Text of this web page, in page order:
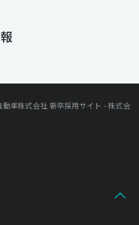
。 お客様の課題を解決まで一
りだす」ことを大切にしてい
人が活躍できる会社です。
動車株式会社 新卒採用サイト - 株式会